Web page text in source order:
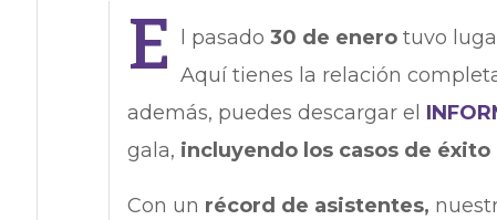
E l pasado 30 de enero tuvo
Aquí tienes la relación
además, puedes descargar el
gala, incluyendo los casos de
Con un récord de asistentes,